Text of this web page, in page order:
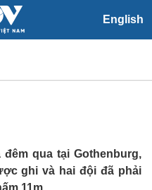
English
Tin 24h
Dự báo thời tiết
Giáo dục
qua tại Gothenburg,
ghi và hai đội đã phải
11m